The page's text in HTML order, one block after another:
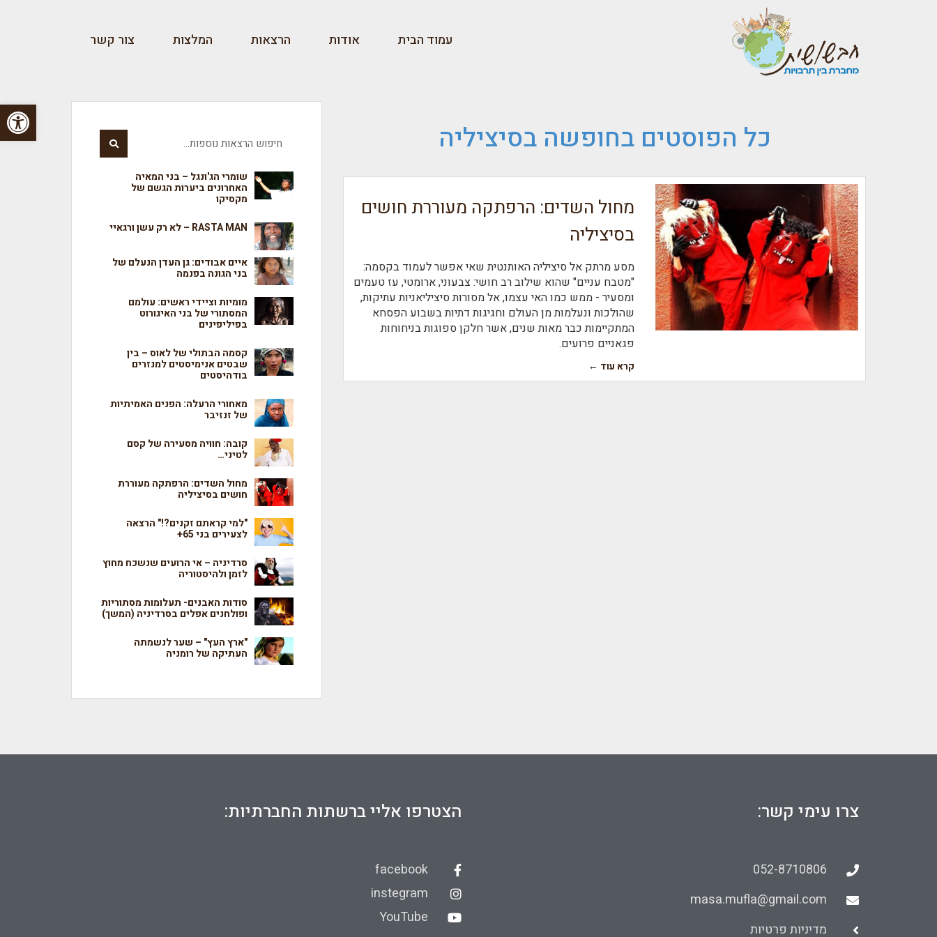
פתח
עמוד הבית אודות הרצאות המלצות צור קשר
כל הפוסטים בחופשה בסיציליה
מחול השדים: הרפתקה מעוררת חושים
בסיציליה
מסע מרתק אל סיציליה האותנטית שאי אפשר לעמוד בקסמה:
"מטבח עניים" שהוא שילוב רב חושי: צבעוני, ארומטי, עז טעמים
ומסעיר - ממש כמו האי עצמו, אל מסורות סיציליאניות עתיקות,
שהולכות ונעלמות מן העולם וחגיגות דתיות בשבוע הפסחא
המתקיימות כבר מאות שנים, אשר חלקן ספוגות בניחוחות
פגאניים פרועים.
קרא עוד ←
שומרי הג'ונגל – בני המאיה
האחרונים ביערות הגשם של
מקסיקו
RASTA MAN – לא רק עשן ורגאיי
איים אבודים: גן העדן הנעלם של
בני הגונה בפנמה
מומיות וציידי ראשים: עולמם
המסתורי של בני האיגורוט
בפיליפינים
קסמה הבתולי של לאוס – בין
שבטים אנימיסטים למנזרים
בודהיסטים
מאחורי הרעלה: הפנים האמיתיות
של זנזיבר
קובה: חוויה מסעירה של קסם
לטיני…
מחול השדים: הרפתקה מעוררת
חושים בסיציליה
"למי קראתם זקנים?!" הרצאה
לצעירים בני 65+
סרדיניה – אי הרועים שנשכח מחוץ
לזמן ולהיסטוריה
סודות האבנים- תעלומות מסתוריות
ופולחנים אפלים בסרדיניה (המשך)
"ארץ העץ" – שער לנשמתה
העתיקה של רומניה
צרו עימי קשר:
052-8710806
masa.mufla@gmail.com
מדיניות פרטיות
הצטרפו אליי ברשתות החברתיות:
facebook
instegram
YouTube